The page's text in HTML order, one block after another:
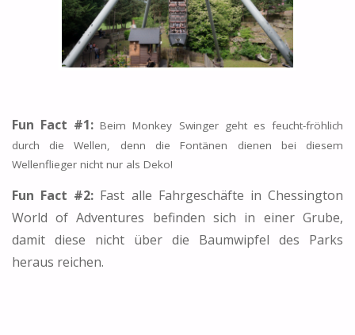
Fun Fact #1: Beim Monkey Swinger geht es feucht-fröhlich
durch die Wellen, denn die Fontänen dienen bei diesem
Wellenflieger nicht nur als Deko!
Fun Fact #2: Fast alle Fahrgeschäfte in Chessington
World of Adventures befinden sich in einer Grube,
damit diese nicht über die Baumwipfel des Parks
heraus reichen.